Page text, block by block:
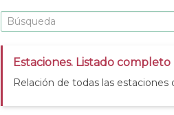
Estaciones. Listado completo
Relación de todas las estaciones